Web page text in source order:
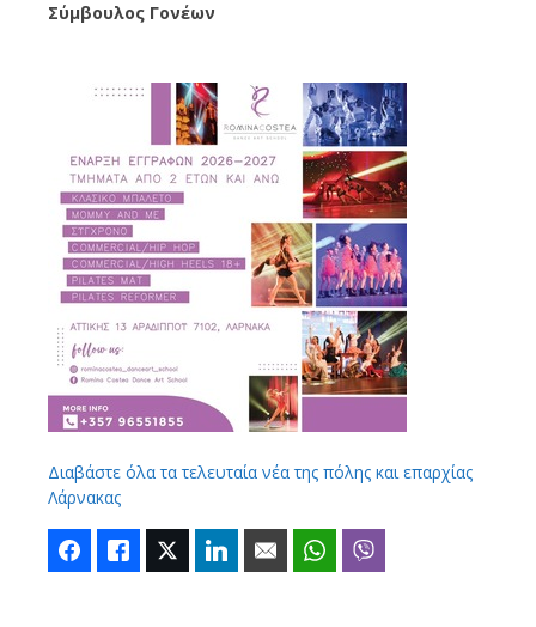
Σύμβουλος Γονέων
Διαβάστε όλα τα τελευταία νέα της πόλης και επαρχίας
Λάρνακας
FacebookLike Twitter LinkedIn Email WhatsApp